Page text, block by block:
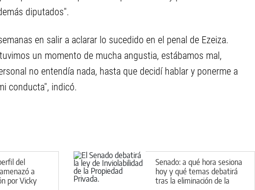
diputados".
en salir a aclarar lo sucedido en el penal de Ezeiza.
un momento de mucha angustia, estábamos mal,
no entendía nada, hasta que decidí hablar y ponerme a
conducta", indicó.
del
a
por Vicky
Senado: a qué hora sesiona
hoy y qué temas debatirá
tras la eliminación de la